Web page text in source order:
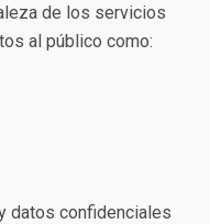
de los servicios
al público como:
datos confidenciales